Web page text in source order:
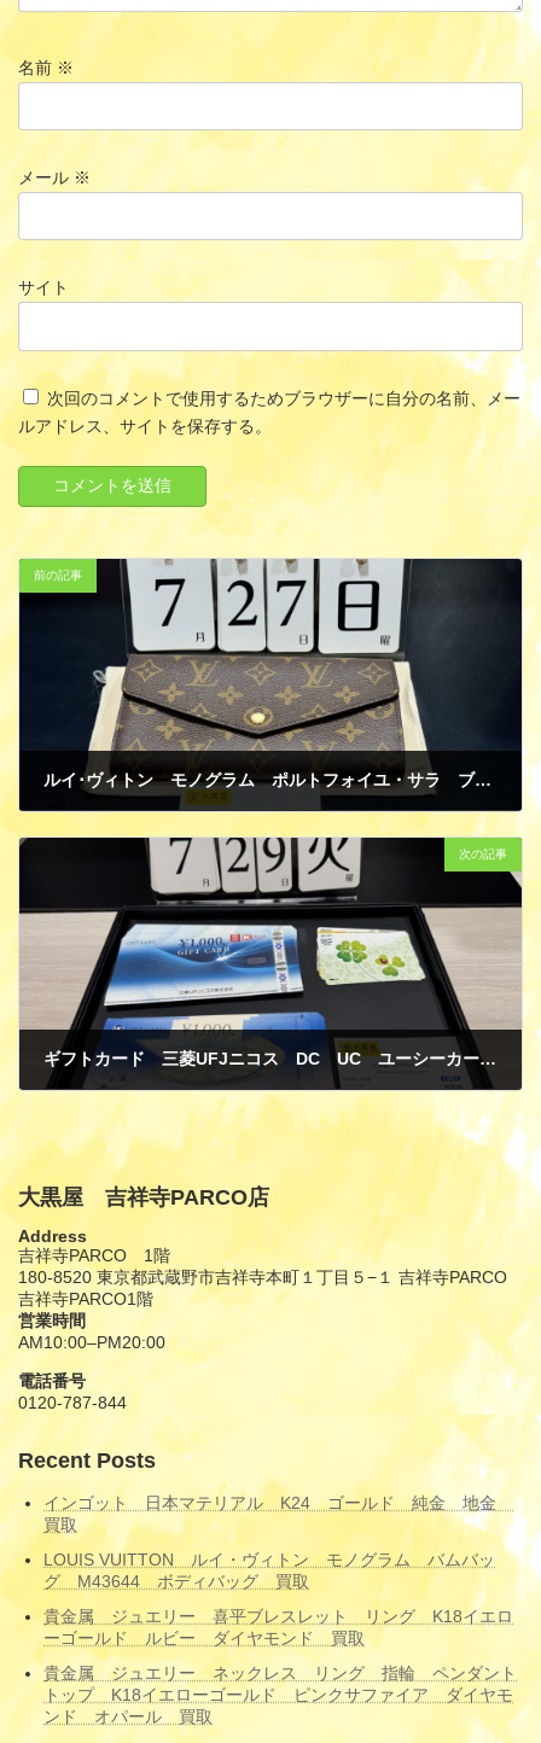
名前 ※
メール ※
サイト
次回のコメントで使用するためブラウザーに自分の名前、メー
ルアドレス、サイトを保存する。
前の記事
ルイ･ヴィトン モノグラム ポルトフォイユ・サラ ブラウン 長財布 M60531 新品 買取
次の記事
ギフトカード 三菱UFJニコス DC UC ユーシーカード 1000円 QUOカード クオカード 金券 商品券 買取
大黒屋 吉祥寺PARCO店
Address
吉祥寺PARCO 1階
180-8520 東京都武蔵野市吉祥寺本町１丁目５−１ 吉祥寺PARCO
吉祥寺PARCO1階
営業時間
AM10:00–PM20:00
電話番号
0120-787-844
Recent Posts
インゴット 日本マテリアル K24 ゴールド 純金 地金
買取
LOUIS VUITTON ルイ・ヴィトン モノグラム バムバッ
グ M43644 ボディバッグ 買取
貴金属 ジュエリー 喜平ブレスレット リング K18イエロ
ーゴールド ルビー ダイヤモンド 買取
貴金属 ジュエリー ネックレス リング 指輪 ペンダント
トップ K18イエローゴールド ピンクサファイア ダイヤモ
ンド オパール 買取